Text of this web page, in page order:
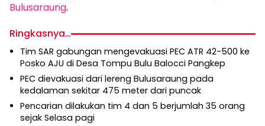
Bulusaraung.
Ringkasnya…
Tim SAR gabungan mengevakuasi PEC ATR 42-500 ke
Posko AJU di Desa Tompu Bulu Balocci Pangkep
PEC dievakuasi dari lereng Bulusaraung pada
kedalaman sekitar 475 meter dari puncak
Pencarian dilakukan tim 4 dan 5 berjumlah 35 orang
sejak Selasa pagi